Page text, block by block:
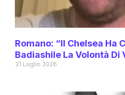
Romano: “Il Chelsea Ha
Badiashile La Volontà Di
31 Luglio 2026